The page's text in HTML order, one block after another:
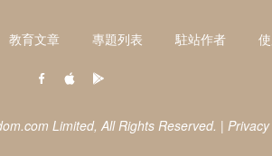
教育文章 專題列表 駐站作者
Limited, All Rights Reserved. |